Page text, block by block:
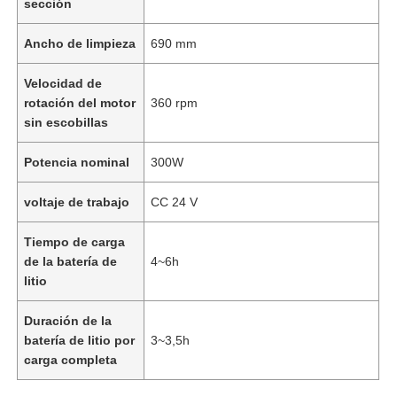
sección
Ancho de limpieza 690 mm
Velocidad de
rotación del motor
sin escobillas
360 rpm
Potencia nominal 300W
voltaje de trabajo CC 24 V
Tiempo de carga
de la batería de
litio
4~6h
Duración de la
batería de litio por
carga completa
3~3,5h